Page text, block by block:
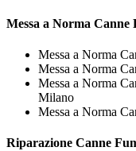
Messa a Norma Canne
Messa a Norma
Messa a Norma
Messa a Norma
Milano
Messa a Norma
Riparazione Canne